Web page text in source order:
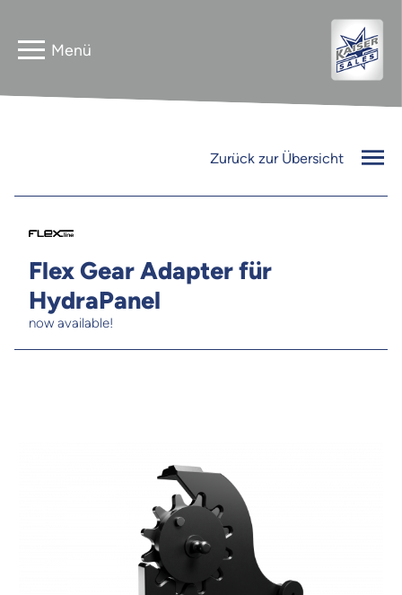
PG3 NEO
Gebrauchtverkauf
Kontakt
Jobs
Zurück zur Übersicht
Flex Gear Adapter für
HydraPanel
now available!